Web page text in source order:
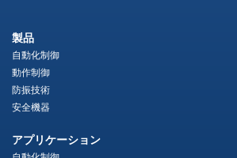
製品
自動化制御
動作制御
防振技術
安全機器
アプリケーション